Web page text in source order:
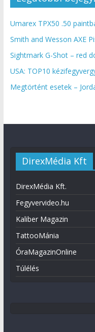
Umarex TPX50 .50
Smith and Wesson AXE
Sightmark G-Shot – red
USA: TOP10
Megtörtént esetek –
DirexMédia Kft
DirexMédia Kft.
Fegyvervideo.hu
Kaliber Magazin
TattooMánia
ÓraMagazinOnline
Túlélés